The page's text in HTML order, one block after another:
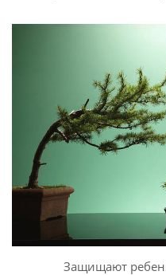
Защищают